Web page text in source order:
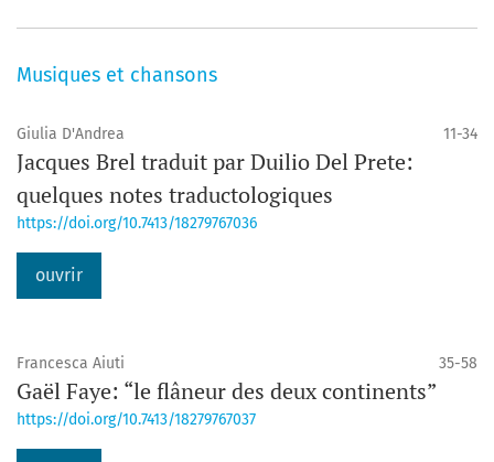
Musiques et chansons
Giulia D'Andrea 11-34
Jacques Brel traduit par Duilio Del Prete:
quelques notes traductologiques
https://doi.org/10.7413/18279767036
ouvrir
Francesca Aiuti 35-58
Gaël Faye: “le flâneur des deux continents”
https://doi.org/10.7413/18279767037